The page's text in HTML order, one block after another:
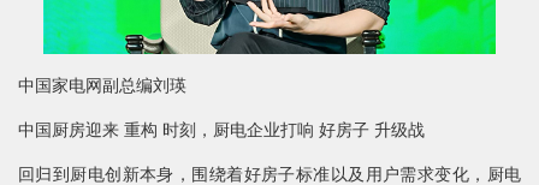
中国家电网副总编刘瑛
中国厨房迎来 重构 时刻，厨电企业打响 好房子 升级战
回归到厨电创新本身，围绕着好房子标准以及用户需求变化，厨电